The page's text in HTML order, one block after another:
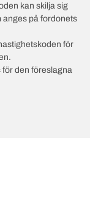
kan skilja sig
anges på fordonets
för
den föreslagna